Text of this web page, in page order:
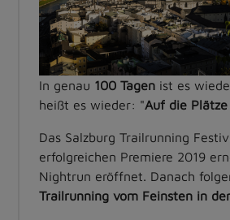
In genau 100 Tagen ist es
heißt es wieder: "Auf die
Das Salzburg Trailrunning
erfolgreichen Premiere 2019
Nightrun eröffnet. Danach
Trailrunning vom Feinsten in